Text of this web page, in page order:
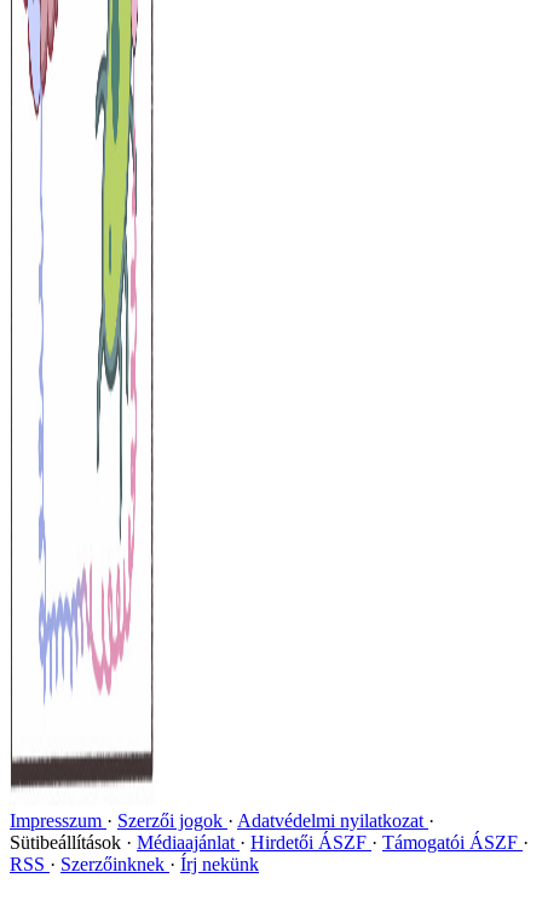
Impresszum Szerzői jogok
Adatvédelmi nyilatkozat
Sütibeállítások
Médiaajánlat Hirdetői ÁSZF
Támogatói ÁSZF
RSS
Szerzőinknek Írj nekünk